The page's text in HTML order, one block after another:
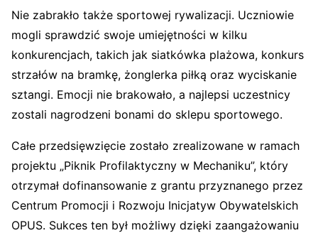
Nie zabrakło także sportowej rywalizacji. Uczniowie
mogli sprawdzić swoje umiejętności w kilku
konkurencjach, takich jak siatkówka plażowa, konkurs
strzałów na bramkę, żonglerka piłką oraz wyciskanie
sztangi. Emocji nie brakowało, a najlepsi uczestnicy
zostali nagrodzeni bonami do sklepu sportowego.
Całe przedsięwzięcie zostało zrealizowane w ramach
projektu „Piknik Profilaktyczny w Mechaniku”, który
otrzymał dofinansowanie z grantu przyznanego przez
Centrum Promocji i Rozwoju Inicjatyw Obywatelskich
OPUS. Sukces ten był możliwy dzięki zaangażowaniu